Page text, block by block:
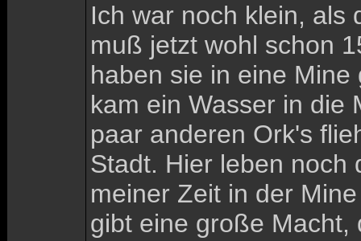
Ich war noch klein, als
muß jetzt wohl schon
haben sie in eine
kam ein Wasser in die
paar anderen Ork's
Stadt. Hier leben noch
meiner Zeit in der
gibt eine große Macht,